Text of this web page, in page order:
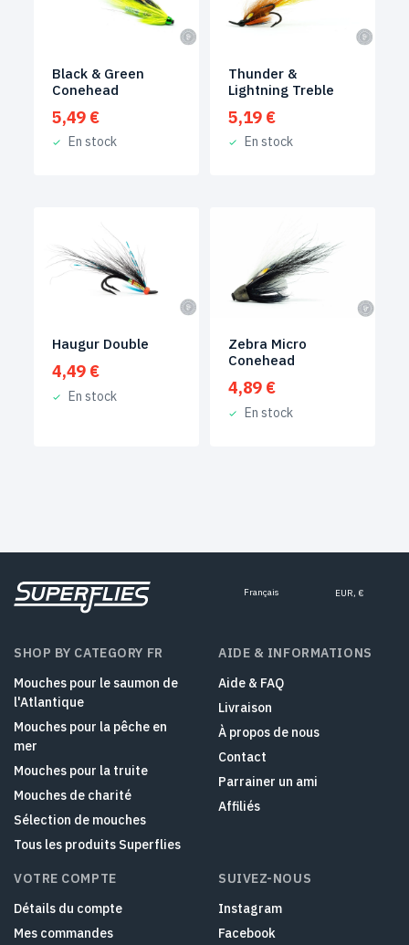
Black & Green
Conehead
5,49 €
En stock
Thunder &
Lightning Treble
5,19 €
En stock
Haugur Double
4,49 €
En stock
Zebra Micro
Conehead
4,89 €
En stock
Français EUR, €
SHOP BY CATEGORY FR
Mouches pour le saumon de
l'Atlantique
Mouches pour la pêche en
mer
Mouches pour la truite
Mouches de charité
Sélection de mouches
Tous les produits Superflies
AIDE & INFORMATIONS
Aide & FAQ
Livraison
À propos de nous
Contact
Parrainer un ami
Affiliés
VOTRE COMPTE
Détails du compte
Mes commandes
SUIVEZ-NOUS
Instagram
Facebook